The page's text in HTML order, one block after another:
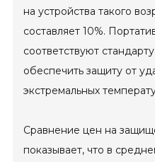
на устройства такого
составляет 10%.
соответствуют
обеспечить защиту от
экстремальных
Сравнение цен на
показывает, что в